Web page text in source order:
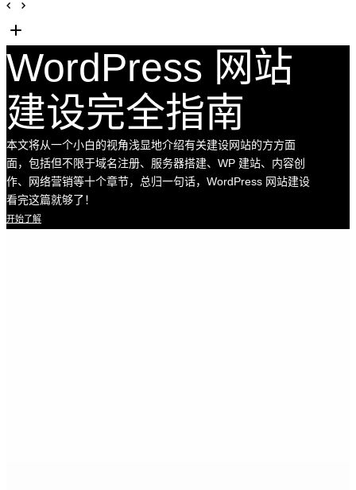
WordPress 网站
建设完全指南
本文将从一个小白的视角浅显地介绍有关建设网站的方方面
面，包括但不限于域名注册、服务器搭建、WP 建站、内容创
作、网络营销等十个章节，总归一句话，WordPress 网站建设
看完这篇就够了！
开始了解